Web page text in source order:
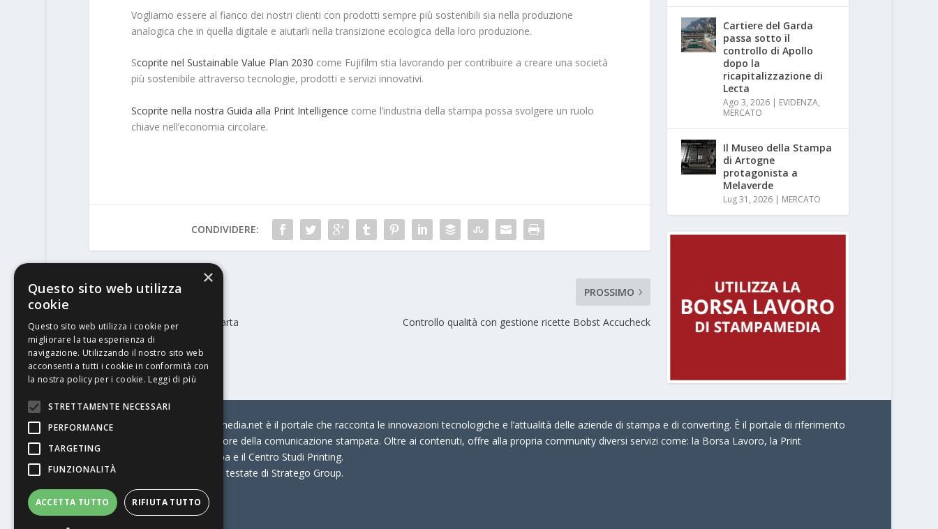
Vogliamo essere al fianco dei nostri clienti con prodotti sempre più sostenibili sia nella produzione
analogica che in quella digitale e aiutarli nella transizione ecologica della loro produzione.
Scoprite nel Sustainable Value Plan 2030 come Fujifilm stia lavorando per contribuire a creare una società
più sostenibile attraverso tecnologie, prodotti e servizi innovativi.
Scoprite nella nostra Guida alla Print Intelligence come l’industria della stampa possa svolgere un ruolo
chiave nell’economia circolare.
CONDIVIDERE:
PRECEDENTE
Sotto il segno dei Pesci… di carta
PROSSIMO
Controllo qualità con gestione ricette Bobst Accucheck
Cartiere del Garda
passa sotto il
controllo di Apollo
dopo la
ricapitalizzazione di
Lecta
Ago 3, 2026 | EVIDENZA,
MERCATO
Il Museo della Stampa
di Artogne
protagonista a
Melaverde
Lug 31, 2026 | MERCATO
© Stratego Group –
stampamedia.net è il portale che racconta le innovazioni tecnologiche e l’attualità delle aziende di stampa e di converting. È il portale di riferimento
per chi opera in Italia nel settore della comunicazione stampata. Oltre ai contenuti, offre alla propria community diversi servizi come: la Borsa Lavoro, la Print
Connection, i Big della Stampa e il Centro Studi Printing.
Stampamedia.net è una delle testate di Stratego Group.
Partita IVA07921450156
×
Questo sito web utilizza
cookie
Questo sito web utilizza i cookie per
migliorare la tua esperienza di
navigazione. Utilizzando il nostro sito web
acconsenti a tutti i cookie in conformità con
la nostra policy per i cookie. Leggi di più
STRETTAMENTE NECESSARI
PERFORMANCE
TARGETING
FUNZIONALITÀ
ACCETTA TUTTO RIFIUTA TUTTO